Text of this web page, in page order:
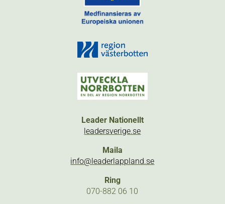
Leader Nationellt
leadersverige.se
Maila
info@leaderlappland.se
Ring
070-882 06 10